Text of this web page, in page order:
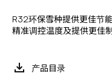
R32环保雪种提供更佳节
精准调控温度及提供更佳
产品目录